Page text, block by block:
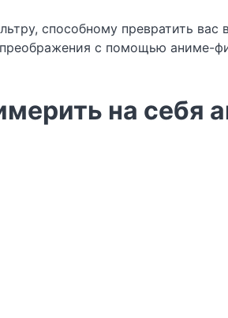
способному превратить
с помощью аниме-
на себя